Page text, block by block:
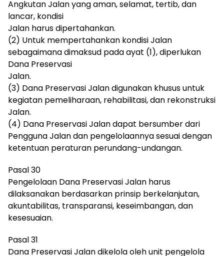
Angkutan Jalan yang aman, selamat, tertib, dan
lancar, kondisi
Jalan harus dipertahankan.
(2) Untuk mempertahankan kondisi Jalan
sebagaimana dimaksud pada ayat (1), diperlukan
Dana Preservasi
Jalan.
(3) Dana Preservasi Jalan digunakan khusus untuk
kegiatan pemeliharaan, rehabilitasi, dan rekonstruksi
Jalan.
(4) Dana Preservasi Jalan dapat bersumber dari
Pengguna Jalan dan pengelolaannya sesuai dengan
ketentuan peraturan perundang-undangan.
Pasal 30
Pengelolaan Dana Preservasi Jalan harus
dilaksanakan berdasarkan prinsip berkelanjutan,
akuntabilitas, transparansi, keseimbangan, dan
kesesuaian.
Pasal 31
Dana Preservasi Jalan dikelola oleh unit pengelola